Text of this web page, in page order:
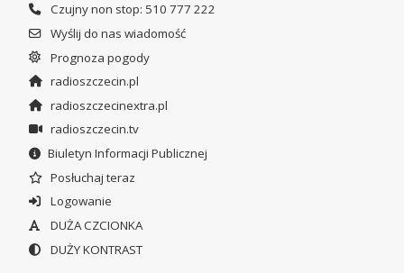
Czujny non stop: 510 777 222
Wyślij do nas wiadomość
Prognoza pogody
radioszczecin.pl
radioszczecinextra.pl
radioszczecin.tv
Biuletyn Informacji Publicznej
Posłuchaj teraz
Logowanie
DUŻA CZCIONKA
DUŻY KONTRAST